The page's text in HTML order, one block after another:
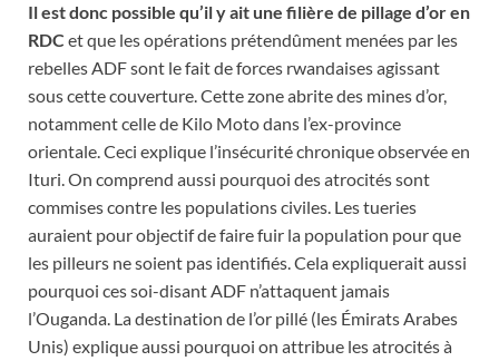
Il est donc possible qu’il y ait une filière de pillage d’or en
RDC et que les opérations prétendûment menées par les
rebelles ADF sont le fait de forces rwandaises agissant
sous cette couverture. Cette zone abrite des mines d’or,
notamment celle de Kilo Moto dans l’ex-province
orientale. Ceci explique l’insécurité chronique observée en
Ituri. On comprend aussi pourquoi des atrocités sont
commises contre les populations civiles. Les tueries
auraient pour objectif de faire fuir la population pour que
les pilleurs ne soient pas identifiés. Cela expliquerait aussi
pourquoi ces soi-disant ADF n’attaquent jamais
l’Ouganda. La destination de l’or pillé (les Émirats Arabes
Unis) explique aussi pourquoi on attribue les atrocités à